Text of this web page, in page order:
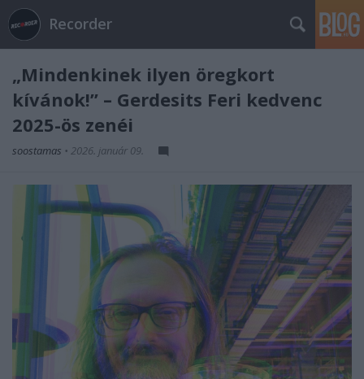
Recorder
„Mindenkinek ilyen öregkort
kívánok!” – Gerdesits Feri kedvenc
2025-ös zenéi
soostamas • 2026. január 09.